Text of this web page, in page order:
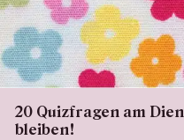
20 Quizfragen am
bleiben!